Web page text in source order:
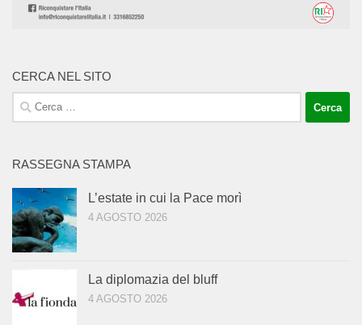
CERCA NEL SITO
Ricerca
per:
RASSEGNA STAMPA
L’estate in cui la Pace morì
4 AGOSTO 2026
La diplomazia del bluff
4 AGOSTO 2026